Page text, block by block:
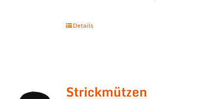
Details
Strickmützen